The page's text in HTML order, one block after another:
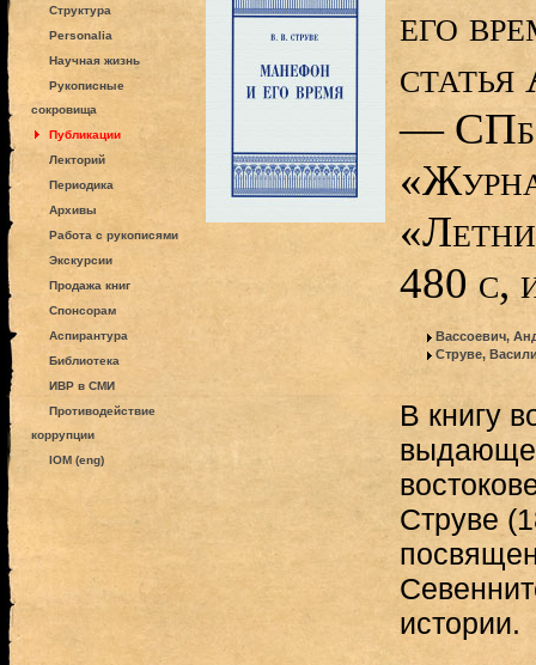
Структура
Personalia
Научная жизнь
Рукописные
сокровища
Публикации
Лекторий
Периодика
Архивы
Работа с рукописями
Экскурсии
Продажа книг
Спонсорам
Аспирантура
Библиотека
ИВР в СМИ
Противодействие
коррупции
IOM (eng)
его
—
480 с,
Вассоевич,
Струве,
В книгу
Струве
истории.